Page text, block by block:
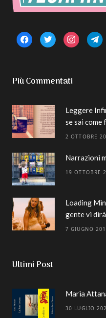
facebooktwitter instagram
Più Commentati
Leggere
se sai come
2 OTTOBRE
Narrazioni
19 OTTOBRE
Loading
gente vi
7 GIUGNO
Ultimi Post
Maria
30 LUGLIO